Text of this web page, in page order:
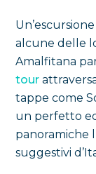
alcune delle
Amalfitana
tour
tappe come
un perfetto
panoramiche
suggestivi